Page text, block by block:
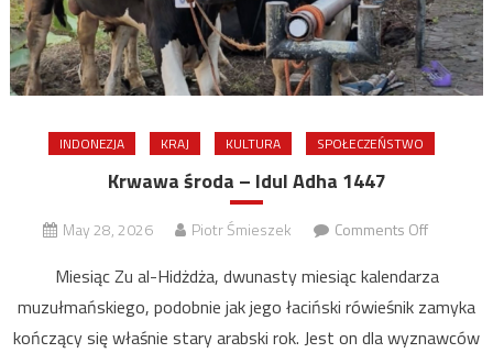
INDONEZJA KRAJ KULTURA SPOŁECZEŃSTWO
Krwawa środa – Idul Adha 1447
May 28, 2026 Piotr Śmieszek Comments Offon
środa
–
Idul
Miesiąc Zu al-Hidżdża, dwunasty miesiąc kalendarza
muzułmańskiego, podobnie jak jego łaciński rówieśnik zamyka
kończący się właśnie stary arabski rok. Jest on dla wyznawców